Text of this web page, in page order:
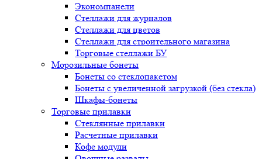
Экономпанели
Стеллажи для журналов
Стеллажи для цветов
Стеллажи для строительного магазина
Торговые стеллажи БУ
Морозильные бонеты
Бонеты со стеклопакетом
Бонеты с увеличенной загрузкой (без стекла)
Шкафы-бонеты
Торговые прилавки
Стеклянные прилавки
Расчетные прилавки
Кофе модули